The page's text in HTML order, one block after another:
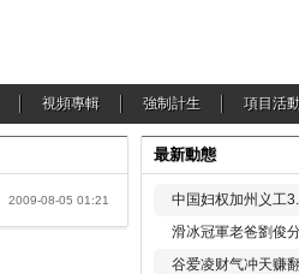
視頻專輯 強制計生 項目活動
2009-08-05 01:21
最新動態
中国妇权加州义工
滑冰冠軍老爸劉俊
谷爱凌财气冲天赚